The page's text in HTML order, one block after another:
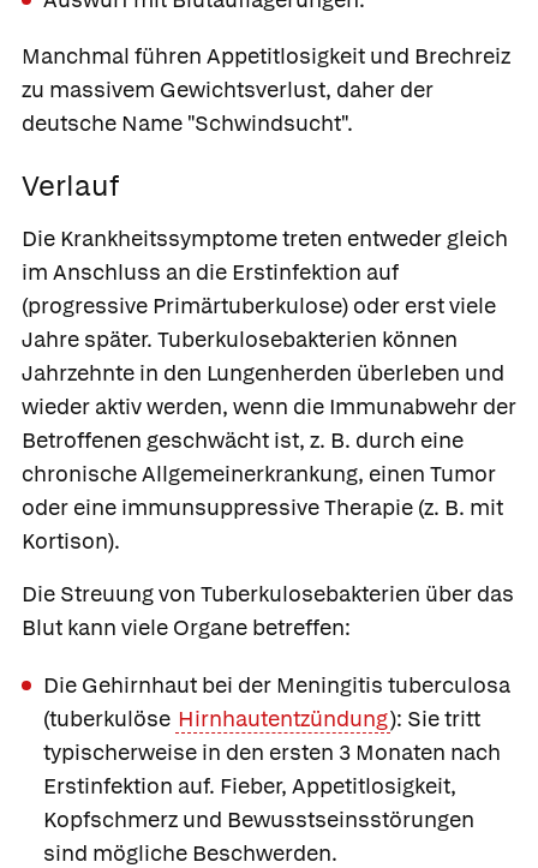
Manchmal führen Appetitlosigkeit und Brechreiz
zu massivem Gewichtsverlust, daher der
deutsche Name "Schwindsucht".
Verlauf
Die Krankheitssymptome treten entweder gleich
im Anschluss an die Erstinfektion auf
(progressive Primärtuberkulose) oder erst viele
Jahre später. Tuberkulosebakterien können
Jahrzehnte in den Lungenherden überleben und
wieder aktiv werden, wenn die Immunabwehr der
Betroffenen geschwächt ist, z. B. durch eine
chronische Allgemeinerkrankung, einen Tumor
oder eine immunsuppressive Therapie (z. B. mit
Kortison).
Die Streuung von Tuberkulosebakterien über das
Blut kann viele Organe betreffen:
Die Gehirnhaut bei der Meningitis tuberculosa
(tuberkulöse Hirnhautentzündung): Sie tritt
typischerweise in den ersten 3 Monaten nach
Erstinfektion auf. Fieber, Appetitlosigkeit,
Kopfschmerz und Bewusstseinsstörungen
sind mögliche Beschwerden.